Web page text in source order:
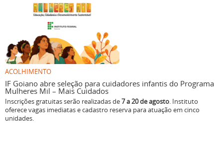
ACOLHIMENTO
IF Goiano abre seleção para cuidadores infantis do Programa
Mulheres Mil – Mais Cuidados
Inscrições gratuitas serão realizadas de7 a 20 de agosto. Instituto
oferece vagas imediatas e cadastro reserva para atuação em cinco
unidades.